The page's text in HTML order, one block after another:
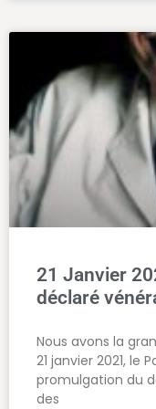
21 Janvier
déclaré
Nous avons la
21 janvier 2021, le
promulgation du
des